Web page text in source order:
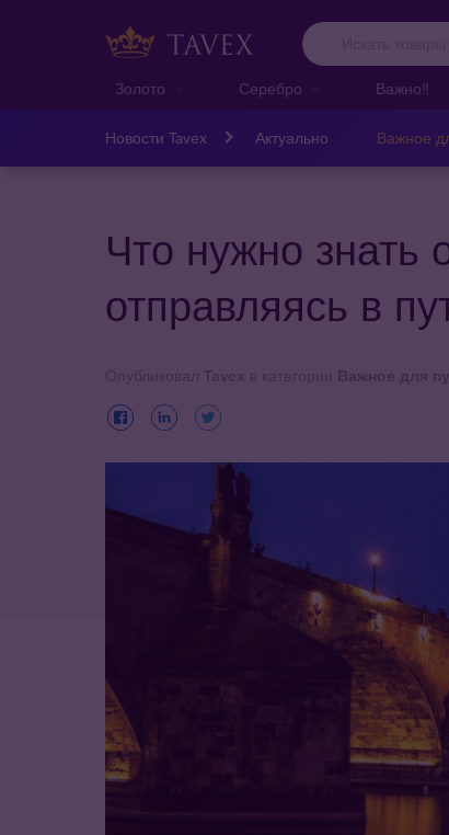
Золото Серебро Важно‼️
Новости Tavex Актуально Важное
Что нужно знать
отправляясь в